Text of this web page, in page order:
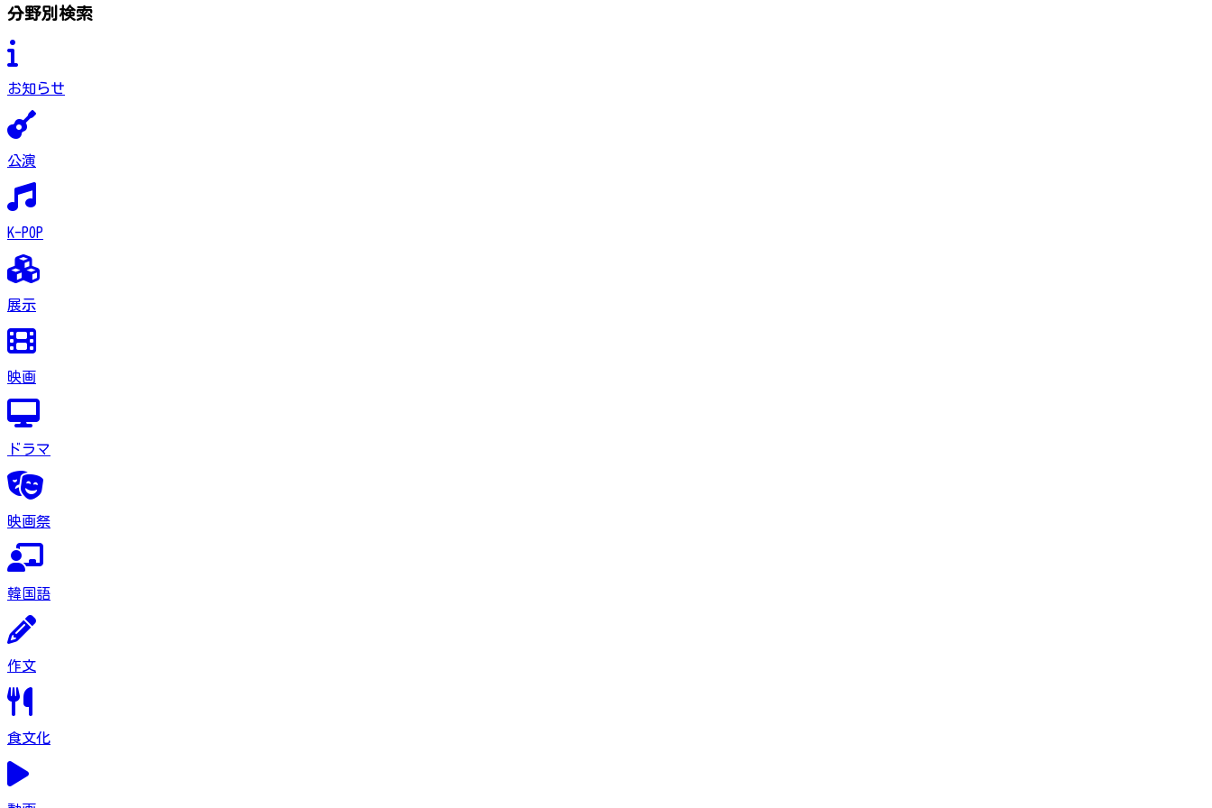
分野別検索
お知らせ
公演
K-POP
展示
映画
ドラマ
映画祭
韓国語
作文
食文化